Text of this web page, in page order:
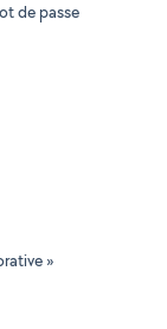
de passe
»